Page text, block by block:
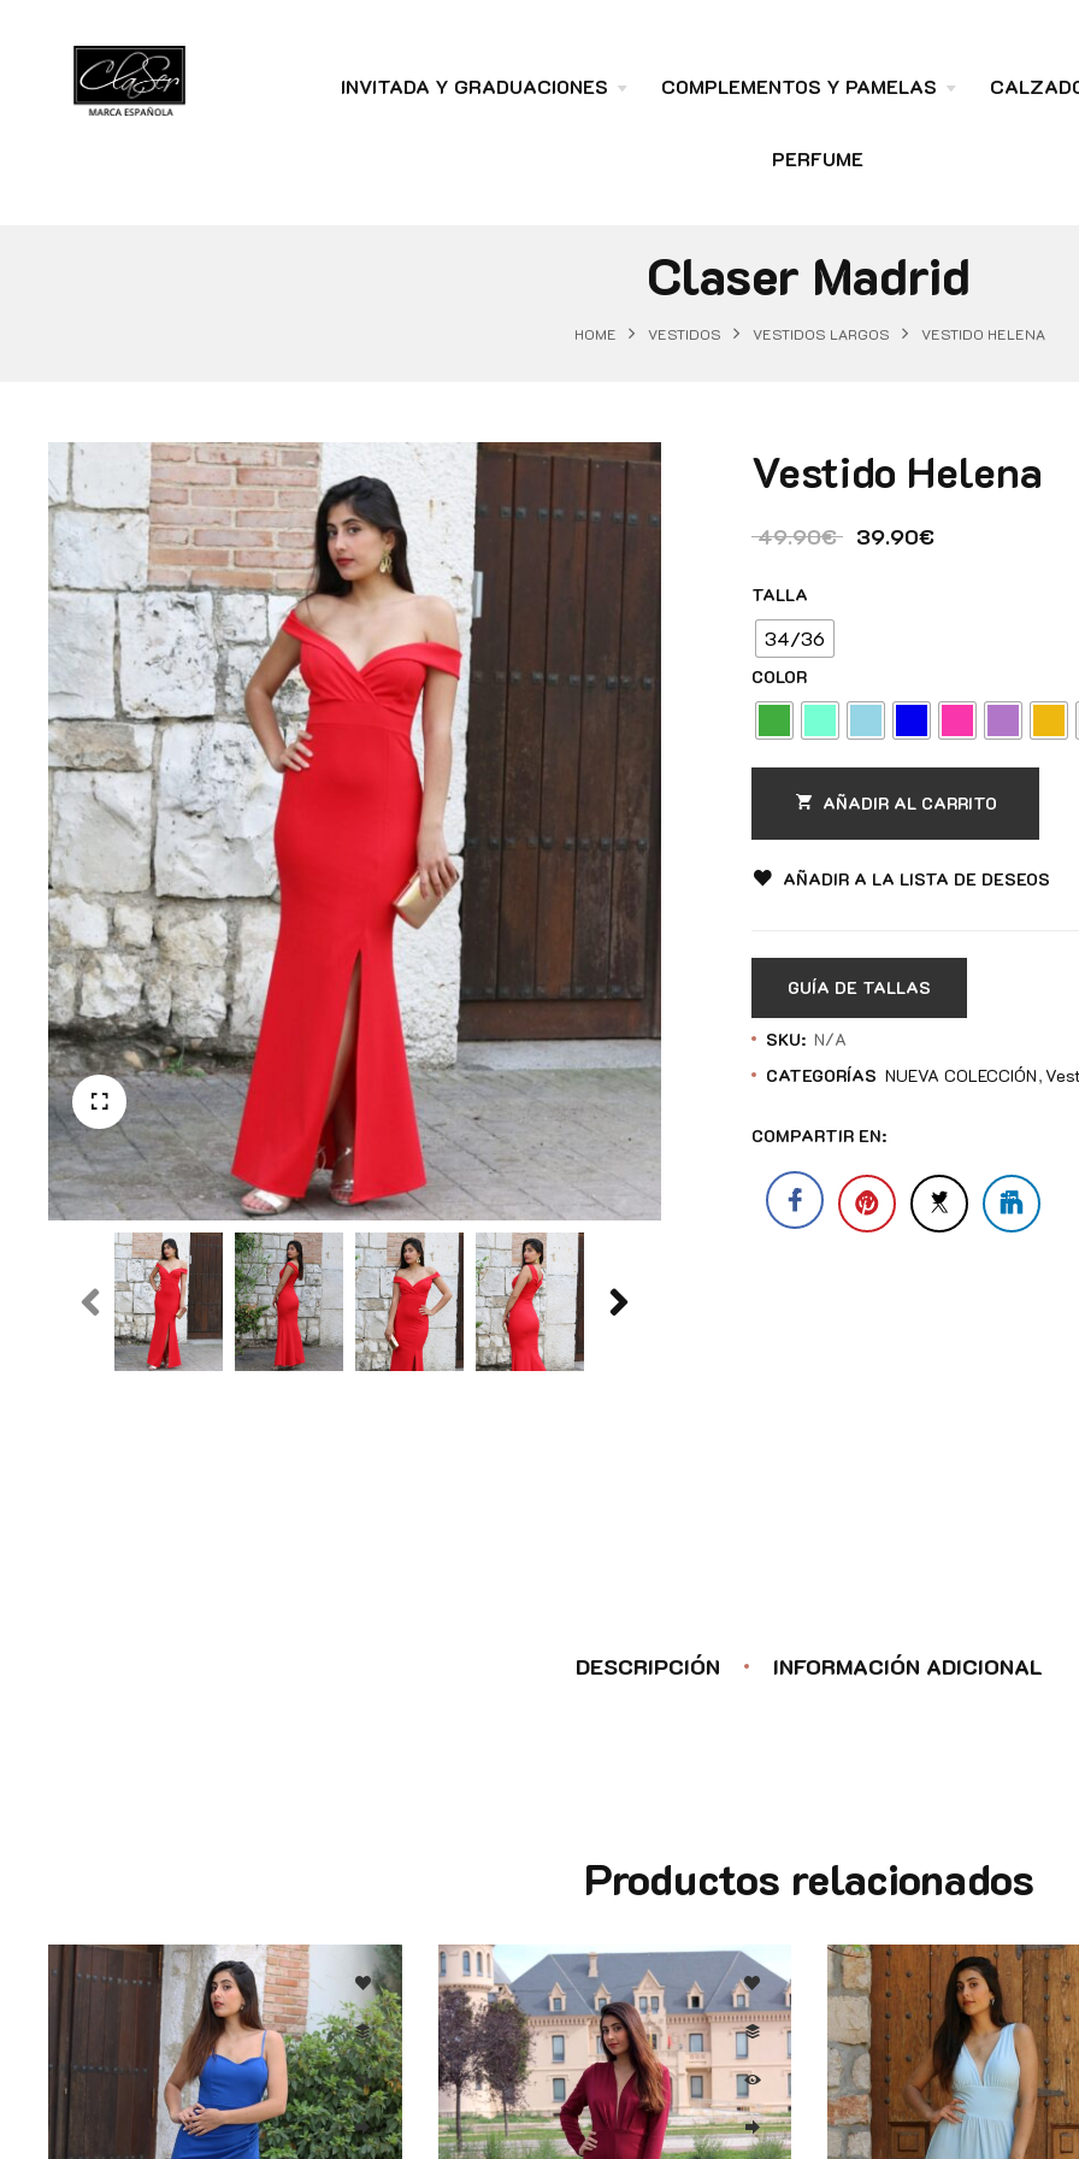
INVITADA Y GRADUACIONES COMPLEMENTOS Y PAMELAS
PERFUME
Claser Madrid
HOME VESTIDOS VESTIDOS LARGOS VESTIDO HELENA
Vestido Helena
49.90€ El precio original era:
39.90€El precio
TALLA
34/36
COLOR
AÑADIR AL CARRITO
AÑADIR A LA LISTA DE DESEOS
GUÍA DE TALLAS
SKU: N/A
CATEGORÍAS NUEVA COLECCIÓN
COMPARTIR EN:
DESCRIPCIÓN INFORMACIÓN ADICIONAL
Productos relacionados